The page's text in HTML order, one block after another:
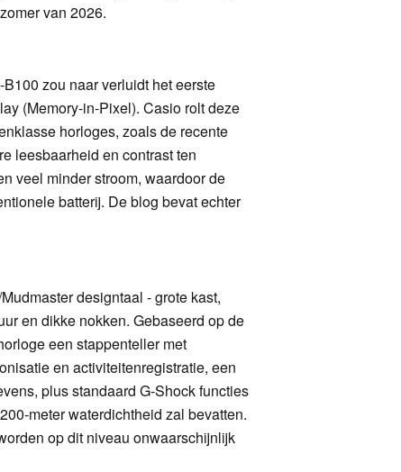
van 2026.
zou naar verluidt het eerste
(Memory-in-Pixel). Casio rolt deze
horloges, zoals de recente
leesbaarheid en contrast ten
veel minder stroom, waardoor de
batterij. De blog bevat echter
designtaal - grote kast,
en dikke nokken. Gebaseerd op de
een stappenteller met
en activiteitenregistratie, een
plus standaard G-Shock functies
meter waterdichtheid zal bevatten.
op dit niveau onwaarschijnlijk